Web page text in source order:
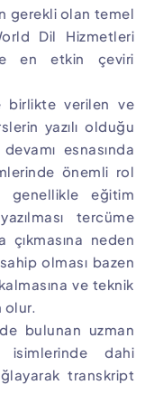
gerekli olan temel
Dil Hizmetleri
en etkin çeviri
birlikte verilen ve
yazılı olduğu
esnasında
önemli rol
genellikle eğitim
tercüme
neden
olması bazen
ve teknik
olur.
bulunan uzman
isimlerinde dahi
transkript